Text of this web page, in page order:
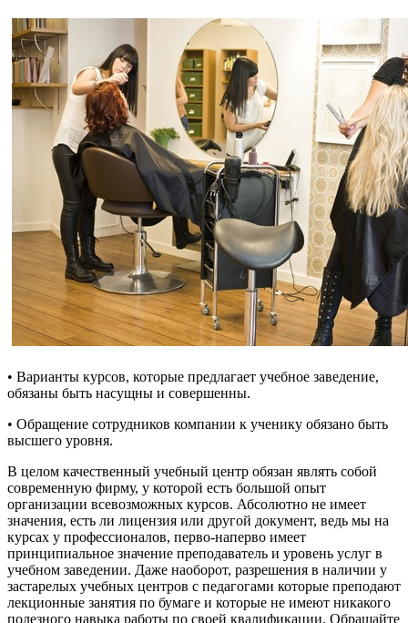
• Варианты курсов, которые предлагает учебное заведение,
обязаны быть насущны и совершенны.
• Обращение сотрудников компании к ученику обязано быть
высшего уровня.
В целом качественный учебный центр обязан являть собой
современную фирму, у которой есть большой опыт
организации всевозможных курсов. Абсолютно не имеет
значения, есть ли лицензия или другой документ, ведь мы на
курсах у профессионалов, перво-наперво имеет
принципиальное значение преподаватель и уровень услуг в
учебном заведении. Даже наоборот, разрешения в наличии у
застарелых учебных центров с педагогами которые преподают
лекционные занятия по бумаге и которые не имеют никакого
полезного навыка работы по своей квалификации. Обращайте